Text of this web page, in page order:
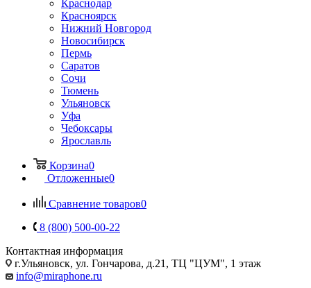
Краснодар
Красноярск
Нижний Новгород
Новосибирск
Пермь
Саратов
Сочи
Тюмень
Ульяновск
Уфа
Чебоксары
Ярославль
Корзина0
Отложенные0
Сравнение товаров0
8 (800) 500-00-22
Контактная информация
г.Ульяновск, ул. Гончарова, д.21, ТЦ "ЦУМ", 1 этаж
info@miraphone.ru